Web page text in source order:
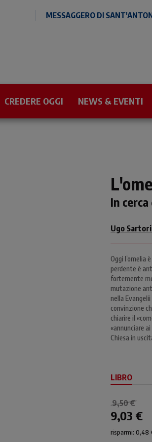
MESSAGGERO DI
CREDERE OGGI NEWS & EVENTI
In
Ugo
Oggi l’omelia
perdente è
fortemente
mutazione
nella
convinzione
chiarire il
«annunciare
Chiesa in
LIBRO
9,50 €
9,03 €
risparmi: 0,48